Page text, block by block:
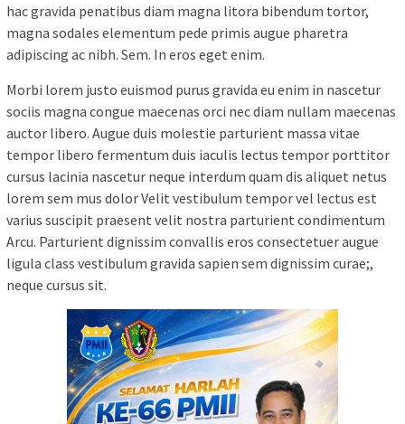
hac gravida penatibus diam magna litora bibendum tortor,
magna sodales elementum pede primis augue pharetra
adipiscing ac nibh. Sem. In eros eget enim.
Morbi lorem justo euismod purus gravida eu enim in nascetur
sociis magna congue maecenas orci nec diam nullam maecenas
auctor libero. Augue duis molestie parturient massa vitae
tempor libero fermentum duis iaculis lectus tempor porttitor
cursus lacinia nascetur neque interdum quam dis aliquet netus
lorem sem mus dolor Velit vestibulum tempor vel lectus est
varius suscipit praesent velit nostra parturient condimentum
Arcu. Parturient dignissim convallis eros consectetuer augue
ligula class vestibulum gravida sapien sem dignissim curae;,
neque cursus sit.